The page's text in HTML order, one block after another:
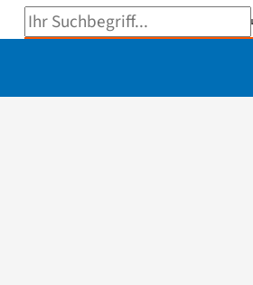
Suchbegriff eingeben